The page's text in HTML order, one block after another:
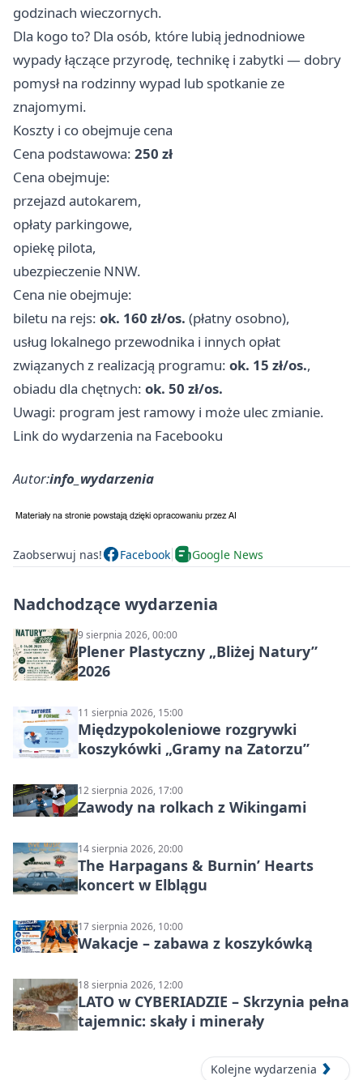
godzinach wieczornych.
Dla kogo to? Dla osób, które lubią jednodniowe
wypady łączące przyrodę, technikę i zabytki — dobry
pomysł na rodzinny wypad lub spotkanie ze
znajomymi.
Koszty i co obejmuje cena
Cena podstawowa: 250 zł
Cena obejmuje:
przejazd autokarem,
opłaty parkingowe,
opiekę pilota,
ubezpieczenie NNW.
Cena nie obejmuje:
biletu na rejs: ok. 160 zł/os. (płatny osobno),
usług lokalnego przewodnika i innych opłat
związanych z realizacją programu: ok. 15 zł/os.,
obiadu dla chętnych: ok. 50 zł/os.
Uwagi: program jest ramowy i może ulec zmianie.
Link do wydarzenia na Facebooku
Autor:info_wydarzenia
Zaobserwuj nas! Facebook Google News
Nadchodzące wydarzenia
9 sierpnia 2026, 00:00
Plener Plastyczny „Bliżej Natury”
2026
11 sierpnia 2026, 15:00
Międzypokoleniowe rozgrywki
koszykówki „Gramy na Zatorzu”
12 sierpnia 2026, 17:00
Zawody na rolkach z Wikingami
14 sierpnia 2026, 20:00
The Harpagans & Burnin’ Hearts
koncert w Elblągu
17 sierpnia 2026, 10:00
Wakacje – zabawa z koszykówką
18 sierpnia 2026, 12:00
LATO w CYBERIADZIE – Skrzynia pełna
tajemnic: skały i minerały
Kolejne wydarzenia